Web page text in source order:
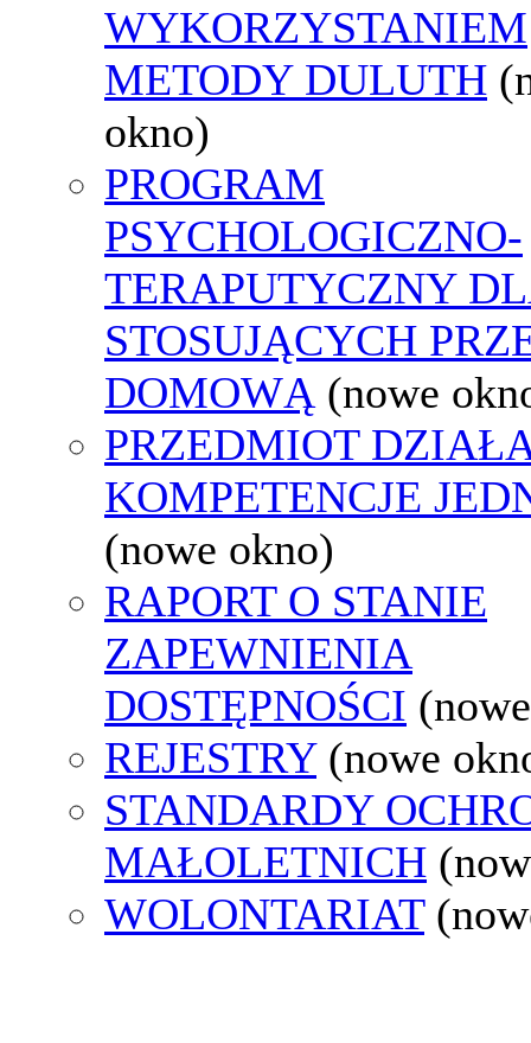
WYKORZYSTANIEM
METODY DULUTH
okno)
PROGRAM
PSYCHOLOGICZNO-
TERAPUTYCZNY
STOSUJĄCYCH
DOMOWĄ (nowe
PRZEDMIOT
KOMPETENCJE
(nowe okno)
RAPORT O STANIE
ZAPEWNIENIA
DOSTĘPNOŚCI
REJESTRY (nowe
STANDARDY
MAŁOLETNICH
WOLONTARIAT